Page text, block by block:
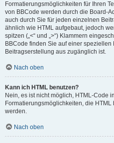
Formatierungsmöglichkeiten für Ihren
von BBCode werden durch die Board-
auch durch Sie für jeden einzelnen
ähnlich wie HTML aufgebaut, jedoch
spitzen („<“ und „>“) Klammern
BBCode finden Sie auf einer
Beitragserstellung aus zugänglich ist.
Nach oben
Kann ich HTML benutzen?
Nein, es ist nicht möglich, HTML-Code
Formatierungsmöglichkeiten, die
werden.
Nach oben